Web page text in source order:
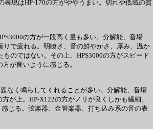
現はHP-170の方がややうまい。切れや低域の質
の方が一段高く量も多い。分解能、音場
りで疲れる。明瞭さ、音の鮮やかさ、厚み、温か
のではない。その上、HPS3000の方がスピード
が良いように感じる。
なく鳴らしてくれることが多い。分解能、音場
が上。HP-X122の方がノリが良くしかも繊細。
じる。弦楽器、金管楽器、打ち込み系の音の表